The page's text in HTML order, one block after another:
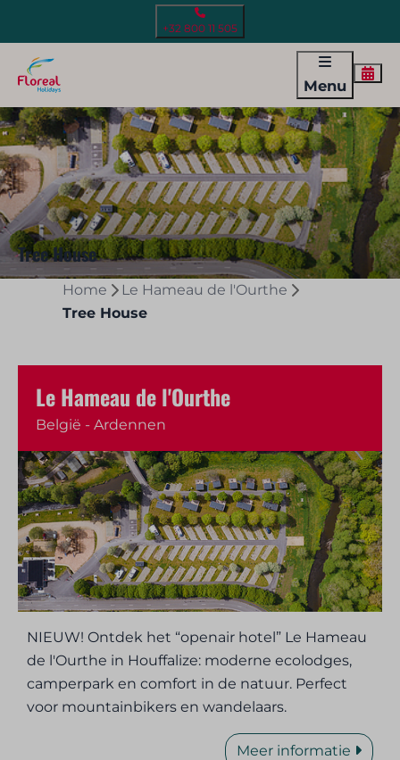
+32 800 11 505
Menu
Tree House
Home
Le Hameau de l'Ourthe
Tree House
Le Hameau de l'Ourthe
België - Ardennen
NIEUW! Ontdek het “openair hotel” Le Hameau
de l'Ourthe in Houffalize: moderne ecolodges,
camperpark en comfort in de natuur. Perfect
voor mountainbikers en wandelaars.
Meer informatie